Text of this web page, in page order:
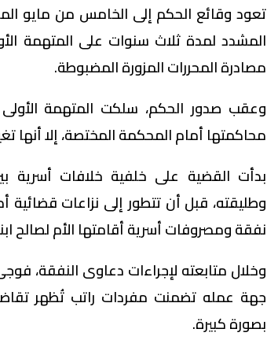
تعود وقائع الحكم إلى الخامس من مايو
المشدد لمدة ثلاث سنوات على المتهمة
مصادرة المحررات المزورة المضبوطة.
وعقب صدور الحكم، سلكت المتهمة الأولى
محاكمتها أمام المحكمة المختصة، إلا أنها
بدأت القضية على خلفية خلافات أسرية
وطليقته، قبل أن تتطور إلى نزاعات
نفقة ومصروفات أسرية أقامتها الأم لصالح
وخلال متابعته لإجراءات دعاوى النفقة،
جهة عمله تضمنت مفردات راتب تُظهر
بصورة كبيرة.